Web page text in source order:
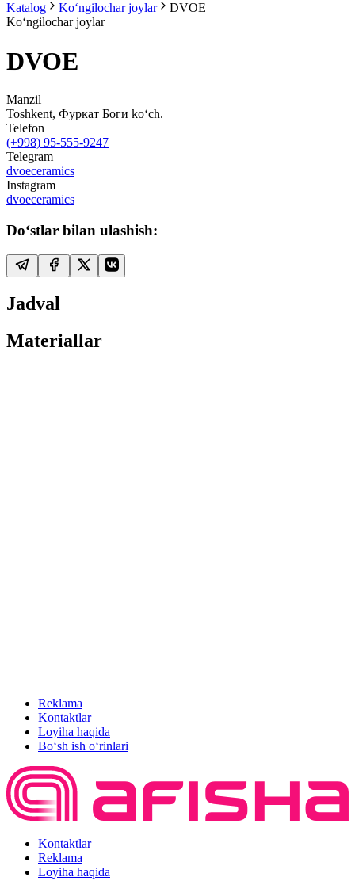
Katalog Ko‘ngilochar joylar
DVOE
Ko‘ngilochar joylar
DVOE
Manzil
Toshkent, Фуркат Боги ko‘ch.
Telefon
(+998) 95-555-9247
Telegram
dvoeceramics
Instagram
dvoeceramics
Do‘stlar bilan ulashish:
Jadval
Materiallar
Reklama
Kontaktlar
Loyiha haqida
Bo‘sh ish o‘rinlari
Kontaktlar
Reklama
Loyiha haqida